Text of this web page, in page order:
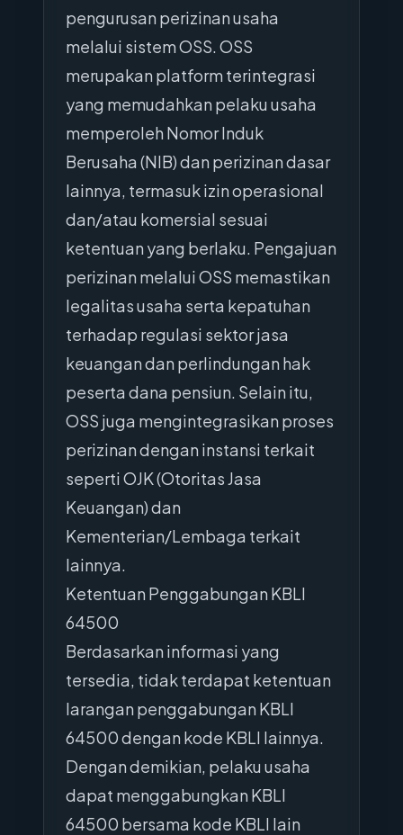
pengurusan perizinan usaha
melalui sistem OSS. OSS
merupakan platform terintegrasi
yang memudahkan pelaku usaha
memperoleh Nomor Induk
Berusaha (NIB) dan perizinan dasar
lainnya, termasuk izin operasional
dan/atau komersial sesuai
ketentuan yang berlaku. Pengajuan
perizinan melalui OSS memastikan
legalitas usaha serta kepatuhan
terhadap regulasi sektor jasa
keuangan dan perlindungan hak
peserta dana pensiun. Selain itu,
OSS juga mengintegrasikan proses
perizinan dengan instansi terkait
seperti OJK (Otoritas Jasa
Keuangan) dan
Kementerian/Lembaga terkait
lainnya.
Ketentuan Penggabungan KBLI
64500
Berdasarkan informasi yang
tersedia, tidak terdapat ketentuan
larangan penggabungan KBLI
64500 dengan kode KBLI lainnya.
Dengan demikian, pelaku usaha
dapat menggabungkan KBLI
64500 bersama kode KBLI lain